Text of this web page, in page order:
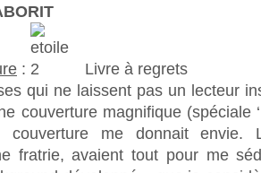
:
Livre à regrets
qui ne laissent pas un lecteur
couverture magnifique (spéciale
couverture me donnait envie.
fratrie, avaient tout pour me